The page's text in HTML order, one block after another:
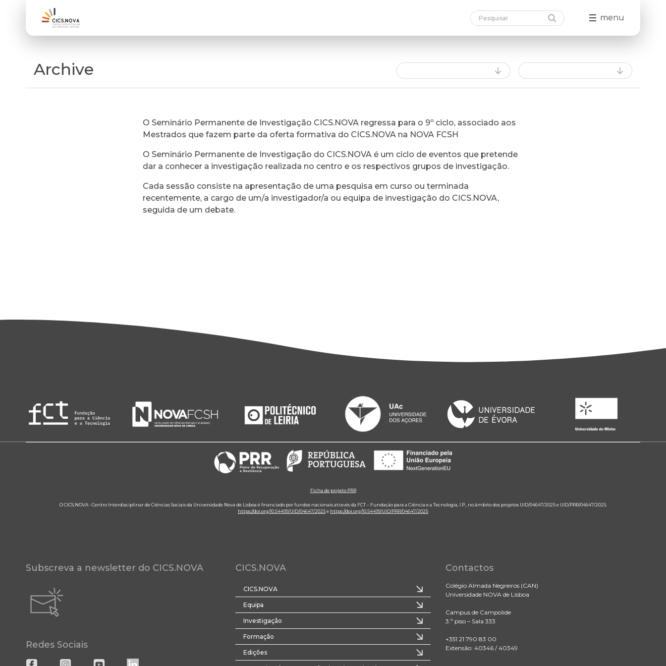
menu
Archive
O Seminário Permanente de Investigação CICS.NOVA regressa para o 9º ciclo, associado aos
Mestrados que fazem parte da oferta formativa do CICS.NOVA na NOVA FCSH
O Seminário Permanente de Investigação do CICS.NOVA é um ciclo de eventos que pretende
dar a conhecer a investigação realizada no centro e os respectivos grupos de investigação.
Cada sessão consiste na apresentação de uma pesquisa em curso ou terminada
recentemente, a cargo de um/a investigador/a ou equipa de investigação do CICS.NOVA,
seguida de um debate.
Ficha de projeto PRR
O CICS.NOVA - Centro Interdisciplinar de Ciências Sociais da Universidade Nova de Lisboa é financiado por fundos nacionais através da FCT – Fundação para a Ciência e a Tecnologia, I.P., no âmbito dos projetos UID/04647/2025 e UID/PRR/04647/2025.
https://doi.org/10.54499/UID/04647/2025e https://doi.org/10.54499/UID/PRR/04647/2025
Subscreva a newsletter do CICS.NOVA
Redes Sociais
CICS.NOVA
CICS.NOVA
Equipa
Investigação
Formação
Edições
Contactos
Colégio Almada Negreiros (CAN)
Universidade NOVA de Lisboa
Campus de Campolide
3.º piso – Sala 333
+351 21 790 83 00
Extensão: 40346 / 40349